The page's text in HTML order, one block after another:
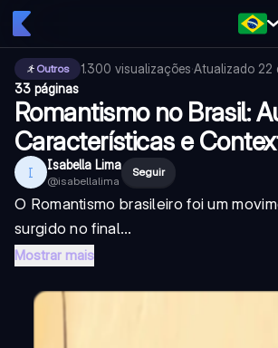
Outros 1.300 visualizações·Atualizado 22
33 páginas
Romantismo no Brasil:
Características e
I Isabella Lima
@isabellalima
Seguir
O Romantismo brasileiro foi um
surgido no final...
Mostrar mais